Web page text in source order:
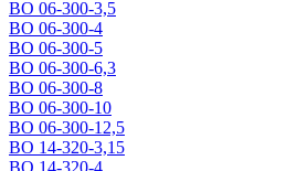
ВО 06-300-3,5
ВО 06-300-4
ВО 06-300-5
ВО 06-300-6,3
ВО 06-300-8
ВО 06-300-10
ВО 06-300-12,5
ВО 14-320-3,15
ВО 14-320-4